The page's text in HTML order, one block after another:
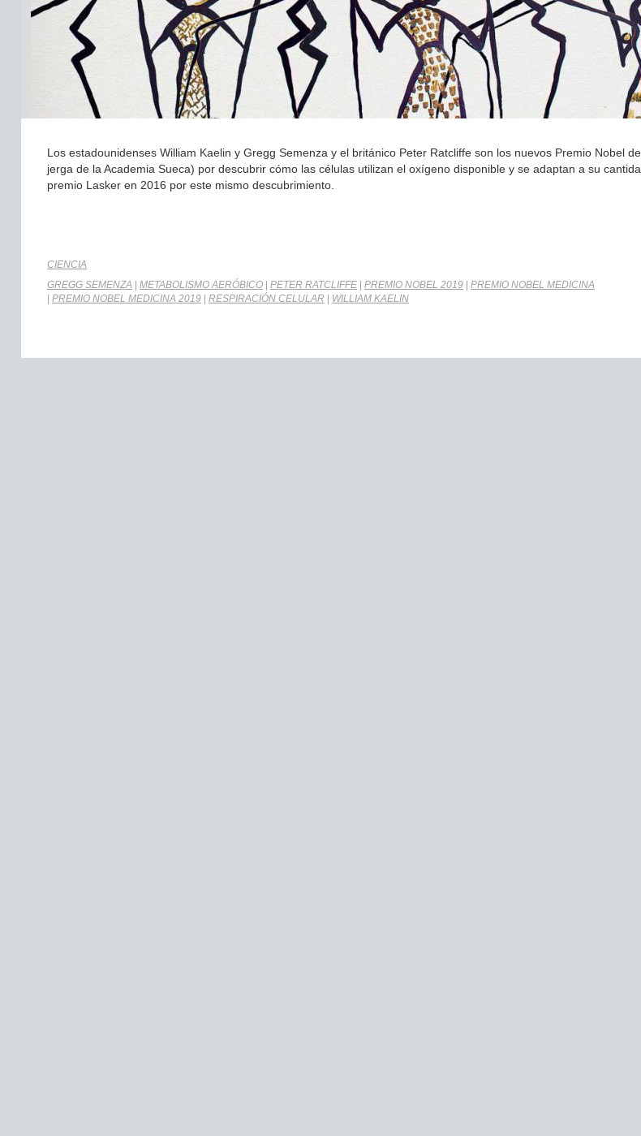
Los estadounidenses William Kaelin y Gregg Semenza y el británico Peter Ratcliffe son los nuevos Premio Nobel
jerga de la Academia Sueca) por descubrir cómo las células utilizan el oxígeno disponible y se adaptan a su
premio Lasker en 2016 por este mismo descubrimiento.
CIENCIA
GREGG SEMENZA
METABOLISMO AERÓBICO PETER RATCLIFFE PREMIO NOBEL 2019
PREMIO NOBEL MEDICINA
PREMIO NOBEL MEDICINA 2019 RESPIRACIÓN CELULAR WILLIAM KAELIN